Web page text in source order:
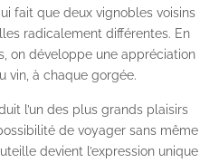
fait que deux vignobles voisins
radicalement différentes. En
on développe une appréciation
vin, à chaque gorgée.
l’un des plus grands plaisirs
de voyager sans même
devient l’expression unique